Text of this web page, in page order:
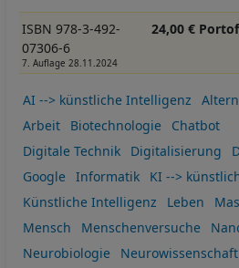
ISBN 978-3-492-
07306-6
7. Auflage 28.11.2024
24,00 €
AI --> künstliche Intelligenz
Altern
Arbeit
Biotechnologie
Chatbot
Digitale Technik
Digitalisierung
Google
Informatik
KI -->
Künstliche Intelligenz
Leben
Mensch
Menschenversuche
Neurobiologie
Neurowissenschaft